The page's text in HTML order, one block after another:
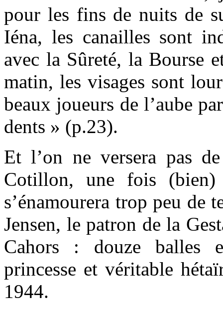
pour les fins de nuits de
Iéna, les canailles sont
avec la Sûreté, la Bourse
matin, les visages sont
beaux joueurs de l’aube
dents » (p.23).
Et l’on ne versera pas
Cotillon, une fois
s’énamourera trop peu de
Jensen, le patron de la
Cahors : douze balles
princesse et véritable
1944.